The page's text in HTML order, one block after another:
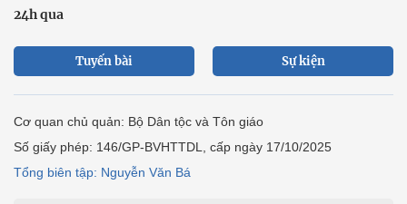
24h qua
Tuyến bài Sự kiện
Cơ quan chủ quản: Bộ Dân tộc và Tôn giáo
Số giấy phép: 146/GP-BVHTTDL, cấp ngày 17/10/2025
Tổng biên tập: Nguyễn Văn Bá